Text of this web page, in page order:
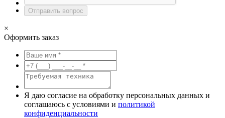
Отправить вопрос
×
Оформить заказ
Я даю согласие на обработку персональных данных и
соглашаюсь с условиями и политикой
конфиденциальности